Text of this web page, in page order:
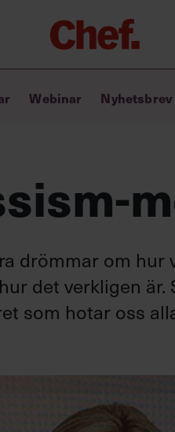
Lyft ditt ledarskap
Ledarskapstest
Chef GPT – din
Webinar Nyhetsbrev
drömmar om hur
det verkligen är.
som hotar oss